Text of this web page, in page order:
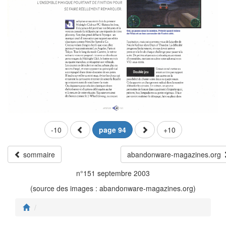
-10 page 94 +10
sommaire
abandonware-magazines.org
n°151 septembre 2003
(source des images : abandonware-magazines.org)